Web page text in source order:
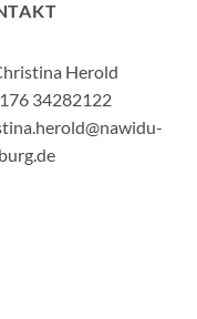
Herold
34282122